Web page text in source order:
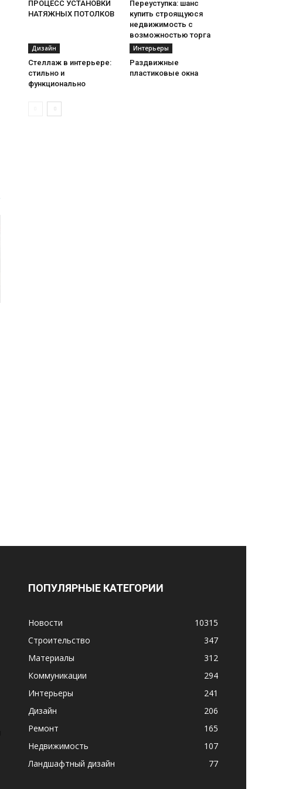
ПРОЦЕСС УСТАНОВКИ
НАТЯЖНЫХ ПОТОЛКОВ
Переуступка: шанс
купить строящуюся
недвижимость с
возможностью торга
Дизайн
Стеллаж в интерьере:
стильно и
функционально
Интерьеры
Раздвижные
пластиковые окна
ПОПУЛЯРНЫЕ КАТЕГОРИИ
Новости
10315
Строительство
347
Материалы
312
Коммуникации
294
Интерьеры
241
Дизайн
206
Ремонт
165
Недвижимость
107
Ландшафтный дизайн
77